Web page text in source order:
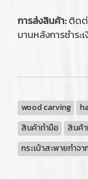
การส่งสินค้า:ติดต่
มานหลังการชำระเ
wood carving
สินค้าทำมือ
สินค้
กระเป๋าสะพายทำจ